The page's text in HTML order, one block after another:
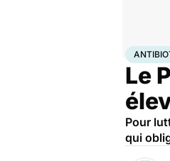
Accueil
Le
Pour
qui